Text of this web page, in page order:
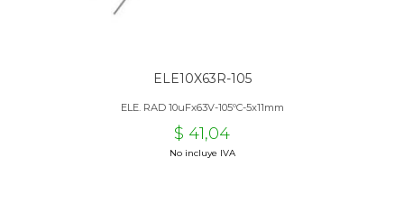
ELE10X63R-105
ELE. RAD 10uFx63V-105ºC-5x11mm
$ 41,04
No incluye IVA